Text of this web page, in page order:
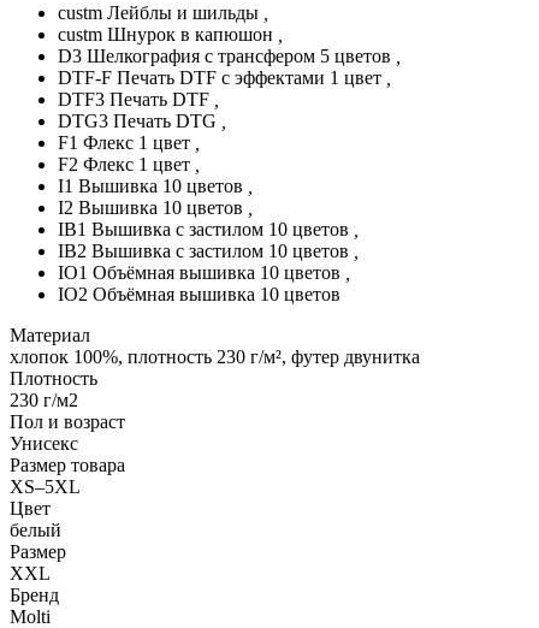
custm Лейблы и шильды
custm Шнурок в капюшон
D3 Шелкография с трансфером 5 цветов
DTF-F Печать DTF с эффектами 1 цвет
DTF3 Печать DTF
DTG3 Печать DTG
F1 Флекс 1 цвет
F2 Флекс 1 цвет
I1 Вышивка 10 цветов
I2 Вышивка 10 цветов
IB1 Вышивка с застилом 10 цветов
IB2 Вышивка с застилом 10 цветов
IO1 Объёмная вышивка 10 цветов
IO2 Объёмная вышивка 10 цветов
Материал
хлопок 100%, плотность 230 г/м², футер двунитка
Плотность
230 г/м2
Пол и возраст
Унисекс
Размер товара
XS–5XL
Цвет
белый
Размер
XXL
Бренд
Molti